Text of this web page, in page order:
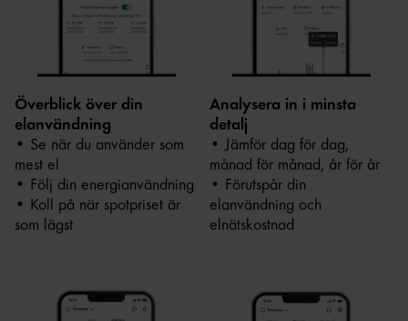
Överblick över din
elanvändning
• Se när du använder som
mest el
• Följ din energianvändning
• Koll på när spotpriset är
som lägst
Analysera in i minsta
detalj
• Jämför dag för dag,
månad för månad, år för år
• Förutspår din
elanvändning och
elnätskostnad